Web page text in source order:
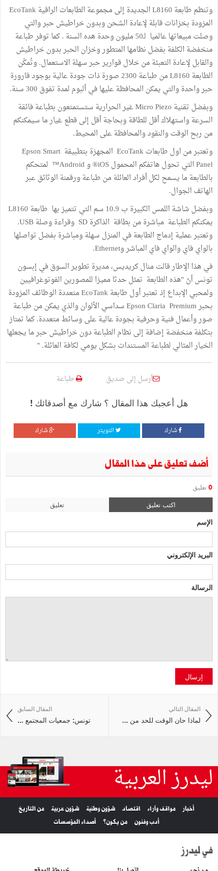
وتنظم طابعة L8160 الجديدة إلى مجموعة الطابعات الراقية EcoTank
المزودة بخزانات قابلة لإعادة الشحن وبدون خراطيش حبر والتي
وصلت مبيعاتها عالميا لـ50 مليون وحدة هده السنة . كما توفر طباعة
منخفضة الكلفة بفضل نظامها المتطور وخزان الحبر بدون خراطيش
والقابل لإعادة التعبئة من خلال قوارير حبر سهلة الاستعمال. وتُمكّن
الطابعة L8160 من طباعة 2300 صورة ذات جودة عالية بوجود قارورة
حبر واحدة والتي يمكن المحافظة عليها في ألبوم لمدة تفوق 300 سنة.
وبفضل تقنية Micro Piezo غير الحرارية ستستمتعون بطباعة فائقة
السرعة واستهلاك أقل للطاقة وبحاجة أقل إلى قطع غيار ما سيمكنكم
من ربح الوقت والنقود والمحافظة على المحيط.
وتعتبر من اول طابعات EcoTank المجهزة بتطبيقة Epson Smart
Panel التي تحول هاتفكم المحمول iOS® و Android™ لمتحكم
بالطابعة ما يسمح لكل أفراد العائلة من طباعة ورقمنة الوثائق عبر
الهاتف الجوال.
يمكنكم الطباعة مباشرة من بطاقة الذاكرة SD وقراءة وصلة USB.
وتعتبر عملية إدماج الطابعة في المنزل سهلة ومباشرة بفضل تواصلها
بالواي فاي والواي فاي المباشر وEthernet.
في هذا الإطار قالت منال كريديس، مديرة تطوير السوق في إبسون
تونس أنّ "هذه الطابعة تمثل حدثا مميزا للمصورين الفوتوغرافيين
ولمحبي الإبداع إذ تعتبر أول طابعة EcoTank متعددة الوظائف المزودة
بحبر Epson Claria Premium سداسي الألوان والذي يمكن من طباعة
صور وأعمال فنية وحرفية بجودة عالية على وسائط متعددة. كما تمتاز
بتكلفة منخفضة إضافة إلى نظام الطباعة دون خراطيش حبر ما يجعلها
الخيار المثالي لطباعة المستندات بشكل يومي لكافة العائلة. "
أرسل إلى صديق طباعة
هل أعجبك هذا المقال ؟ شارك مع أصدقائك !
شارك التويتر شارك
أضف تعليق على هذا المقال
0 تعليق
اكتب تعليق تعليق
الإسم
البريد الإلكتروني
الرسالة
إرسال
المقال السابق
تونس: جمعيات المجتمع ...
المقال التالي
لماذا حان الوقت للحد من ...
ليدرز العربية
أخبار مواقف وآراء اقتصاد شؤون وطنية شؤون عربية
من التاريخ
أدب وفنون
من يكون؟ أصداء المؤسسات
في ليدرز